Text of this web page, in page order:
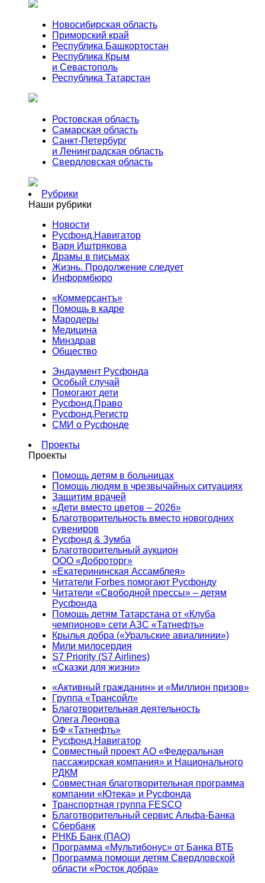
Новосибирская область
Приморский край
Республика Башкортостан
Республика Крым
и Севастополь
Республика Татарстан
Ростовская область
Самарская область
Санкт-Петербург
и Ленинградская область
Свердловская область
Рубрики
Наши рубрики
Новости
Русфонд.Навигатор
Варя Иштрякова
Драмы в письмах
Жизнь. Продолжение следует
Информбюро
«Коммерсантъ»
Помощь в кадре
Мародеры
Медицина
Минздрав
Общество
Эндаумент Русфонда
Особый случай
Помогают дети
Русфонд.Право
Русфонд.Регистр
СМИ о Русфонде
Проекты
Проекты
Помощь детям в больницах
Помощь людям в чрезвычайных ситуациях
Защитим врачей
«Дети вместо цветов – 2026»
Благотворительность вместо новогодних
сувениров
Русфонд & Зумба
Благотворительный аукцион
ООО «Доброторг»
«Екатерининская Ассамблея»
Читатели Forbes помогают Русфонду
Читатели «Свободной прессы» – детям
Русфонда
Помощь детям Татарстана от «Клуба
чемпионов» сети АЗС «Татнефть»
Крылья добра («Уральские авиалинии»)
Мили милосердия
S7 Priority (S7 Airlines)
«Сказки для жизни»
«Активный гражданин» и «Миллион призов»
Группа «Трансойл»
Благотворительная деятельность
Олега Леонова
БФ «Татнефть»
Русфонд.Навигатор
Совместный проект АО «Федеральная
пассажирская компания» и Национального
РДКМ
Совместная благотворительная программа
компании «Ютека» и Русфонда
Транспортная группа FESCO
Благотворительный сервис Альфа-Банка
Сбербанк
РНКБ Банк (ПАО)
Программа «Мультибонус» от Банка ВТБ
Программа помощи детям Свердловской
области «Росток добра»